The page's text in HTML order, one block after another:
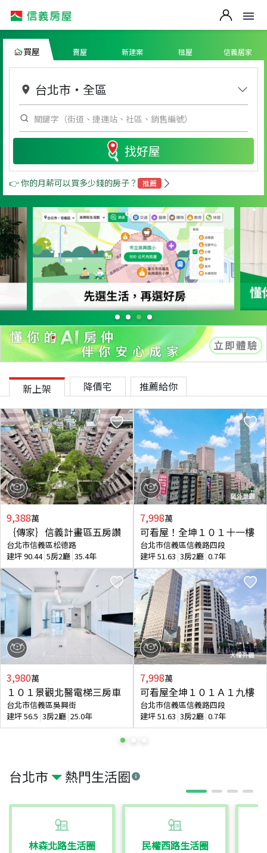
買屋 賣屋 新建案 租屋 信義居家
台北市 ・ 全區
找好屋
👉 你的月薪可以買多少錢的房子？ 推薦
台北市 熱門生活圈
林森北路生活圈 民權西路生活圈
新上架 降價宅 推薦給你
9,388萬
｛傳家｝信義計畫區五房讚
台北市信義區松德路
建坪90.44 5房2廳 35.4年
3,980萬
１０１景觀北醫電梯三房車
台北市信義區吳興街
建坪56.5 3房2廳 25.0年
7,998萬
可看屋！全坤１０１十一樓
台北市信義區信義路四段
建坪51.63 3房2廳 0.7年
7,998萬
可看屋全坤１０１Ａ１九樓
台北市信義區信義路四段
建坪51.63 3房2廳 0.7年